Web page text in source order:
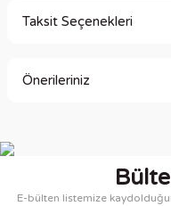
Taksit Seçenekleri
Önerileriniz
Görüş ve önerileriniz için
E-bülten listemize